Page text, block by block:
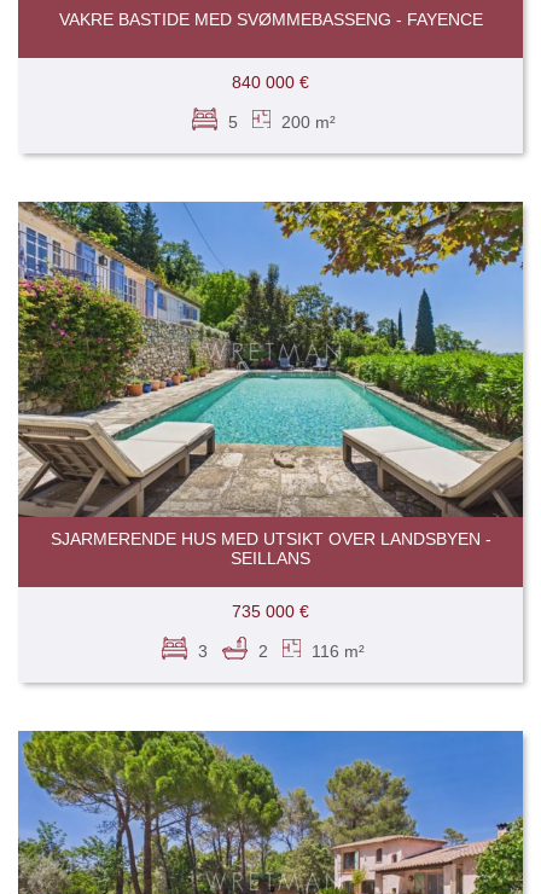
VAKRE BASTIDE MED SVØMMEBASSENG - FAYENCE
840 000 €
5 200 m²
SJARMERENDE HUS MED UTSIKT OVER LANDSBYEN -
SEILLANS
735 000 €
3 2 116 m²